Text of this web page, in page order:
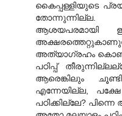
കൈപ്പള്ളിയുടെ
തോന്നുന്നില്ല.
ആശയപരമായി
അത്യാഗ്രഹം കൊണ്ട്
പഠിപ്പ്
ആരെങ്കിലും
എന്നേയില്ല,
പഠിക്കില്ലേ?